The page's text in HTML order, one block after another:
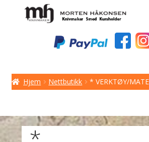
Hopp
til
navigasjon
Hopp
til
NETTBUTIKK
MESSER
HERDING
Hjem Nettbutikk * VERKTØY/